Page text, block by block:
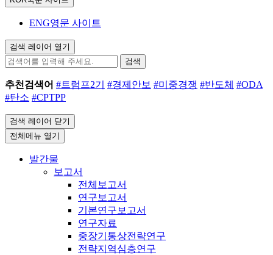
ENG영문 사이트
검색 레이어 열기
검색
추천검색어 #트럼프2기 #경제안보 #미중경쟁 #반도체 #ODA
#탄소 #CPTPP
검색 레이어 닫기
전체메뉴 열기
발간물
보고서
전체보고서
연구보고서
기본연구보고서
연구자료
중장기통상전략연구
전략지역심층연구